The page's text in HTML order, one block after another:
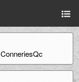
ConneriesQc